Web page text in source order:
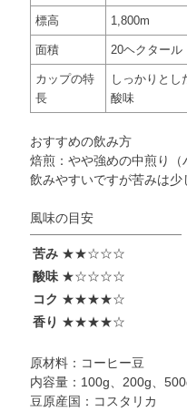
標高 1,800m
面積 20ヘクタール
カップの特
長
しっかりとし
酸味
おすすめの飲み方
焙煎：やや強めの中煎り（
飲みやすいですが苦みは少
風味の目安
苦み ★★☆☆☆
酸味 ★☆☆☆☆
コク ★★★★☆
香り ★★★★☆
原材料：コーヒー豆
内容量：100g、200g、
豆原産国：コスタリカ